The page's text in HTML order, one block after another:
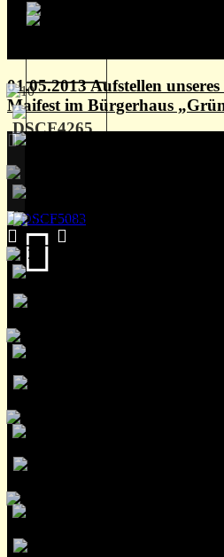
01.05.2013 Aufstellen
Maifest im Bürgerhaus